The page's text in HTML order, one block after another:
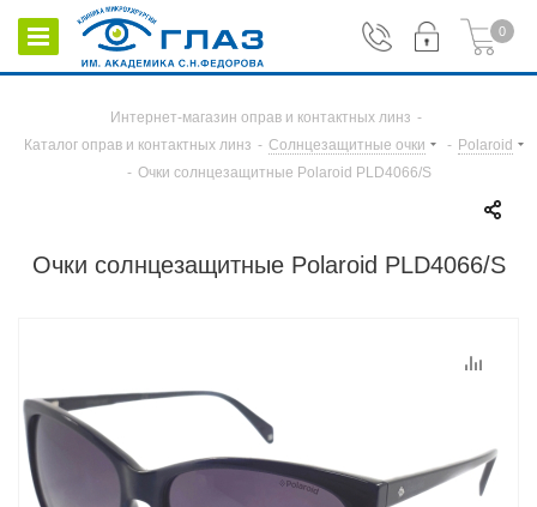
0
Интернет-магазин оправ и контактных линз -
Каталог оправ и контактных линз - Солнцезащитные очки - Polaroid
- Очки солнцезащитные Polaroid PLD4066/S
Очки солнцезащитные Polaroid PLD4066/S